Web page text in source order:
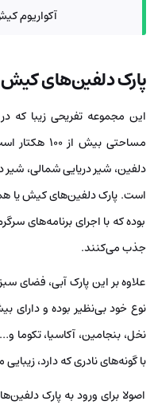
آکواریوم
پارک دلفین‌های کیش
این مجموعه تفریحی زیبا که
دلفین، شیر دریایی شمالی،
است. پارک دلفین‌های کیش یا
بوده که با اجرای برنامه‌های
جذب می‌کنند.
علاوه بر این پارک آبی، فضای
نخل، بنجامین، آکاسیا، تکوما
با گونه‌های نادری که دارد،
اصولا برای ورود به پارک